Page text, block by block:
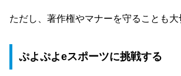
ただし、著作権やマナーを守ることも大
ぷよぷよeスポーツに挑戦する